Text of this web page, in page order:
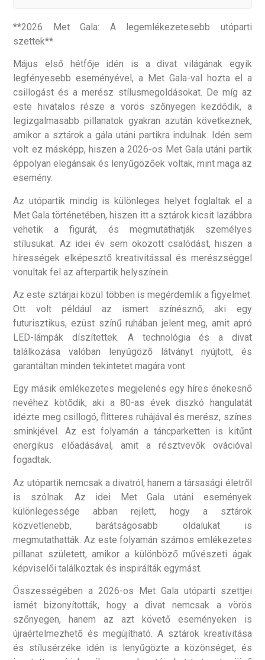
**2026 Met Gala: A legemlékezetesebb utóparti
szettek**
Május első hétfője idén is a divat világának egyik
legfényesebb eseményével, a Met Gala-val hozta el a
csillogást és a merész stílusmegoldásokat. De míg az
este hivatalos része a vörös szőnyegen kezdődik, a
legizgalmasabb pillanatok gyakran azután következnek,
amikor a sztárok a gála utáni partikra indulnak. Idén sem
volt ez másképp, hiszen a 2026-os Met Gala utáni partik
éppolyan elegánsak és lenyűgözőek voltak, mint maga az
esemény.
Az utópartik mindig is különleges helyet foglaltak el a
Met Gala történetében, hiszen itt a sztárok kicsit lazábbra
vehetik a figurát, és megmutathatják személyes
stílusukat. Az idei év sem okozott csalódást, hiszen a
hírességek elképesztő kreativitással és merészséggel
vonultak fel az afterpartik helyszínein.
Az este sztárjai közül többen is megérdemlik a figyelmet.
Ott volt például az ismert színésznő, aki egy
futurisztikus, ezüst színű ruhában jelent meg, amit apró
LED-lámpák díszítettek. A technológia és a divat
találkozása valóban lenyűgöző látványt nyújtott, és
garantáltan minden tekintetet magára vont.
Egy másik emlékezetes megjelenés egy híres énekesnő
nevéhez kötődik, aki a 80-as évek diszkó hangulatát
idézte meg csillogó, flitteres ruhájával és merész, színes
sminkjével. Az est folyamán a táncparketten is kitűnt
energikus előadásával, amit a résztvevők ovációval
fogadtak.
Az utópartik nemcsak a divatról, hanem a társasági életről
is szólnak. Az idei Met Gala utáni események
különlegessége abban rejlett, hogy a sztárok
közvetlenebb, barátságosabb oldalukat is
megmutathatták. Az este folyamán számos emlékezetes
pillanat született, amikor a különböző művészeti ágak
képviselői találkoztak és inspirálták egymást.
Összességében a 2026-os Met Gala utóparti szettjei
ismét bizonyították, hogy a divat nemcsak a vörös
szőnyegen, hanem az azt követő eseményeken is
újraértelmezhető és megújítható. A sztárok kreativitása
és stílusérzéke idén is lenyűgözte a közönséget, és